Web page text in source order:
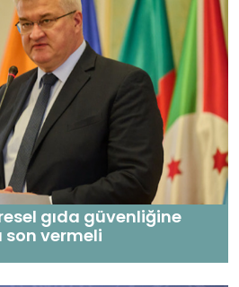
gıda güvenliğine
son vermeli